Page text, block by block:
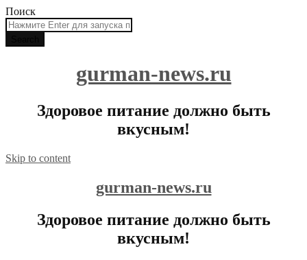
Поиск
gurman-news.ru
Здоровое питание должно быть
вкусным!
Skip to content
gurman-news.ru
Здоровое питание должно быть
вкусным!